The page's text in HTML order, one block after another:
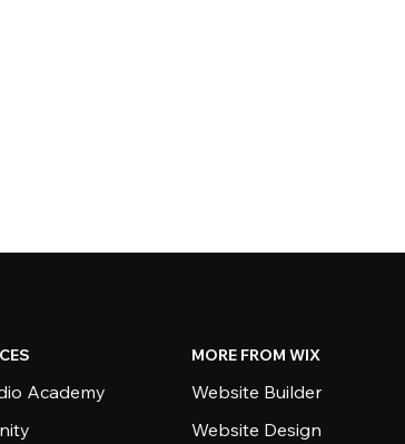
Academy
MORE FROM WIX
Website Builder
Website Design